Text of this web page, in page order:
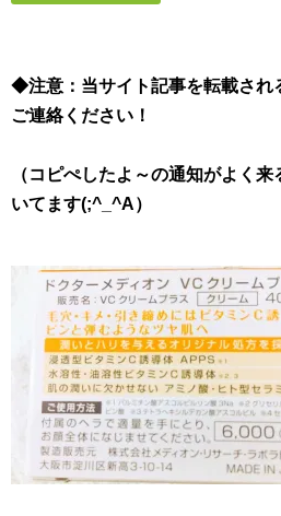
◆注意：当サイト記事を転載され
ご連絡ください！
（コピぺしたよ～の通知がよく
いてます(;^_^A）